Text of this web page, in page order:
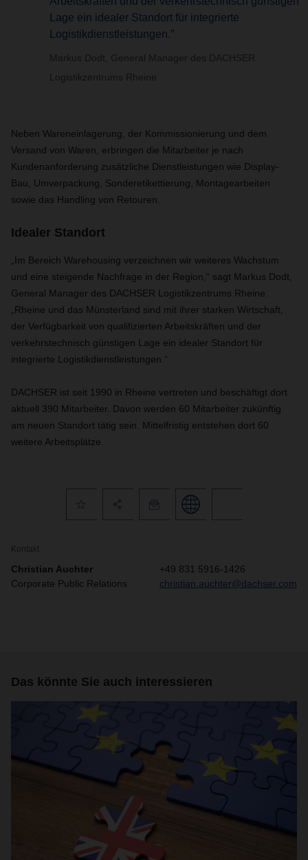
Lage ein idealer Standort für integrierte
Logistikdienstleistungen.”
Markus Dodt, General Manager des DACHSER
Logistikzentrums Rheine
Neben Wareneinlagerung, der Kommissionierung und dem
Versand von Waren, erbringen die Mitarbeiter je nach
Kundenanforderung zusätzliche Dienstleistungen wie Display-
Bau, Umverpackung, Sonderetikettierung, Montagearbeiten
sowie das Handling von Retouren.
Idealer Standort
„Im Bereich Warehousing verzeichnen wir weiteres Wachstum
und eine steigende Nachfrage in der Region,“ sagt Markus Dodt,
General Manager des DACHSER Logistikzentrums Rheine.
„Rheine und das Münsterland sind mit ihrer starken Wirtschaft,
der Verfügbarkeit von qualifizierten Arbeitskräften und der
verkehrstechnisch günstigen Lage ein idealer Standort für
integrierte Logistikdienstleistungen.“
DACHSER ist seit 1990 in Rheine vertreten und beschäftigt dort
aktuell 390 Mitarbeiter. Davon werden 60 Mitarbeiter zukünftig
am neuen Standort tätig sein. Mittelfristig entstehen dort 60
weitere Arbeitsplätze.
Kontakt
Christian Auchter
Corporate Public Relations
+49 831 5916-1426
christian.auchter@dachser.com
Das könnte Sie auch interessieren